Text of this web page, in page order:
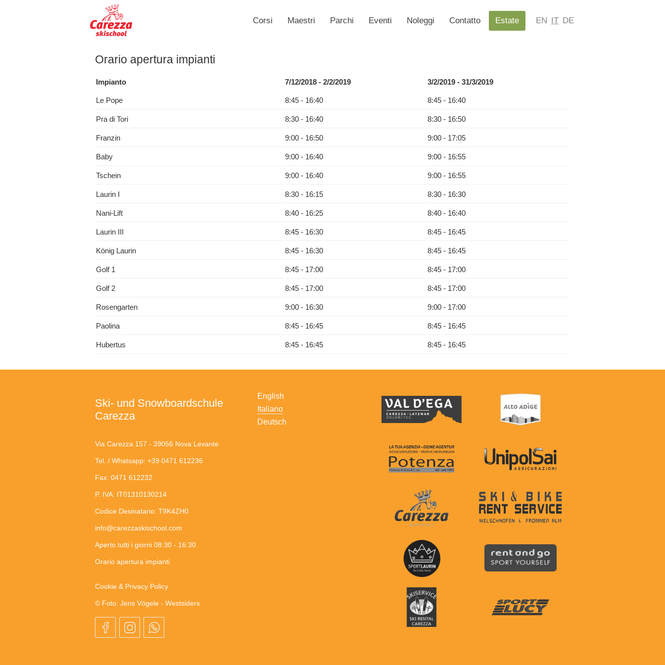
Corsi Maestri Parchi Eventi Noleggi Contatto Estate EN IT DE
Orario apertura impianti
Impianto 7/12/2018 - 2/2/2019 3/2/2019 - 31/3/2019
Le Pope 8:45 - 16:40 8:45 - 16:40
Pra di Tori 8:30 - 16:40 8:30 - 16:50
Franzin 9:00 - 16:50 9:00 - 17:05
Baby 9:00 - 16:40 9:00 - 16:55
Tschein 9:00 - 16:40 9:00 - 16:55
Laurin I 8:30 - 16:15 8:30 - 16:30
Nani-Lift 8:40 - 16:25 8:40 - 16:40
Laurin III 8:45 - 16:30 8:45 - 16:45
König Laurin 8:45 - 16:30 8:45 - 16:45
Golf 1 8:45 - 17:00 8:45 - 17:00
Golf 2 8:45 - 17:00 8:45 - 17:00
Rosengarten 9:00 - 16:30 9:00 - 17:00
Paolina 8:45 - 16:45 8:45 - 16:45
Hubertus 8:45 - 16:45 8:45 - 16:45
Ski- und Snowboardschule
Carezza
Via Carezza 157 - 39056 Nova Levante
Tel. / Whatsapp: +39 0471 612236
Fax: 0471 612232
P. IVA: IT01310130214
Codice Desinatario: T9K4ZH0
info@carezzaskischool.com
Aperto tutti i giorni 08:30 - 16:30
Orario apertura impianti
Cookie & Privacy Policy
© Foto: Jens Vögele - Westsiders
English
Italiano
Deutsch